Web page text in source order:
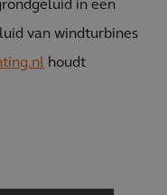
in een
van windturbines
houdt